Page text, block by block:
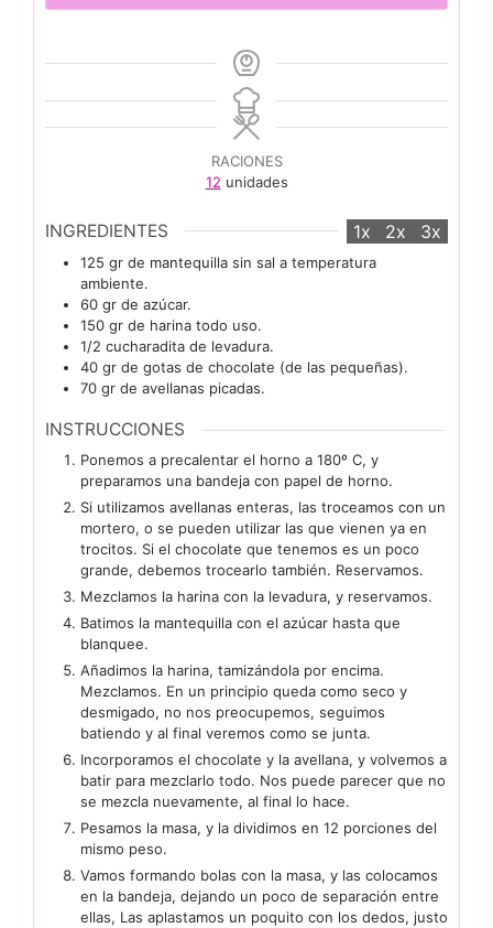
RACIONES
12 unidades
INGREDIENTES 1x 2x 3x
125 gr de mantequilla sin sal a temperatura
ambiente.
60 gr de azúcar.
150 gr de harina todo uso.
1/2 cucharadita de levadura.
40 gr de gotas de chocolate (de las pequeñas).
70 gr de avellanas picadas.
INSTRUCCIONES
Ponemos a precalentar el horno a 180º C, y
preparamos una bandeja con papel de horno.
Si utilizamos avellanas enteras, las troceamos con un
mortero, o se pueden utilizar las que vienen ya en
trocitos. Si el chocolate que tenemos es un poco
grande, debemos trocearlo también. Reservamos.
Mezclamos la harina con la levadura, y reservamos.
Batimos la mantequilla con el azúcar hasta que
blanquee.
Añadimos la harina, tamizándola por encima.
Mezclamos. En un principio queda como seco y
desmigado, no nos preocupemos, seguimos
batiendo y al final veremos como se junta.
Incorporamos el chocolate y la avellana, y volvemos a
batir para mezclarlo todo. Nos puede parecer que no
se mezcla nuevamente, al final lo hace.
Pesamos la masa, y la dividimos en 12 porciones del
mismo peso.
Vamos formando bolas con la masa, y las colocamos
en la bandeja, dejando un poco de separación entre
ellas, Las aplastamos un poquito con los dedos, justo